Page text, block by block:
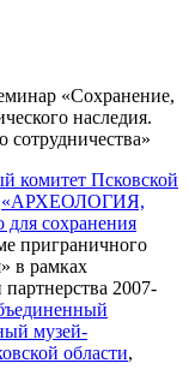
«Сохранение,
наследия.
комитет Псковской
«АРХЕОЛОГИЯ,
сохранения
приграничного
в рамках
2007-
музей-
области,